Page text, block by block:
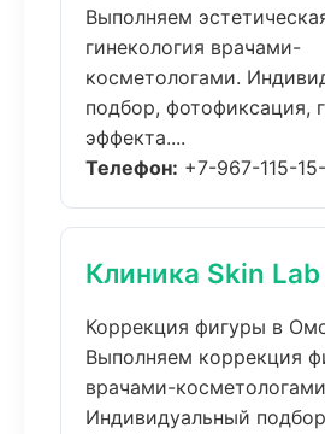
Выполняем
гинекология врачами-
косметологами.
подбор, фотофиксация,
эффекта....
Телефон: +7-967-115-
Клиника Skin Lab
Коррекция фигуры в
Выполняем коррекция
врачами-
Индивидуальный